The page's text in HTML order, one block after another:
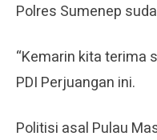
Polres Sumenep
“Kemarin kita terima
PDI Perjuangan ini.
Politisi asal Pulau